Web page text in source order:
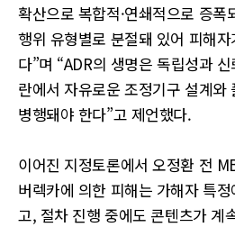
확산으로 복합적·연쇄적으로 증
행위 유형별로 분절돼 있어 피해
다”며 “ADR의 생명은 독립성과
란에서 자유로운 조정기구 설계와
병행돼야 한다”고 제언했다.
이어진 지정토론에서 오정환 전
버렉카에 의한 피해는 가해자 특
고, 절차 진행 중에도 콘텐츠가 계